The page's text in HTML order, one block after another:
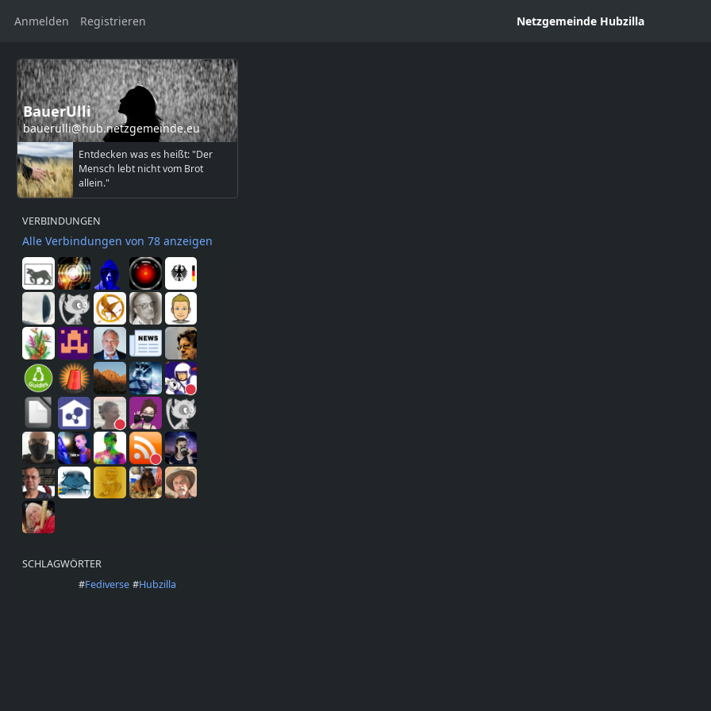
Anmelden Registrieren Netzgemeinde Hubzilla
BauerUlli
bauerulli@hub.netzgemeinde.eu
Entdecken was es heißt: "Der
Mensch lebt nicht vom Brot
allein."
VERBINDUNGEN
Alle Verbindungen von 78 anzeigen
SCHLAGWÖRTER
#Fediverse #Hubzilla